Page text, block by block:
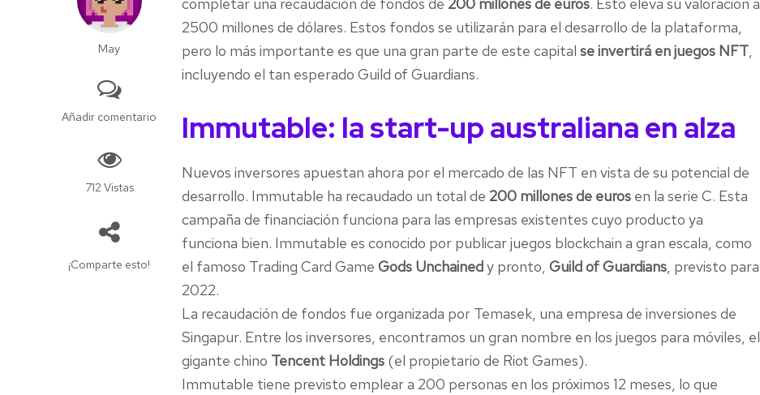
May
Añadir comentario
712 Vistas
¡Comparte esto!
2500 millones de dólares. Estos fondos se utilizarán para el desarrollo de la plataforma,
pero lo más importante es que una gran parte de este capitalse invertirá en juegos NFT,
incluyendo el tan esperado Guild of Guardians.
Immutable: la start-up australiana en alza
Nuevos inversores apuestan ahora por el mercado de las NFT en vista de su potencial de
desarrollo. Immutable ha recaudado un total de 200 millones de euros en la serie C. Esta
campaña de financiación funciona para las empresas existentes cuyo producto ya
funciona bien. Immutable es conocido por publicar juegos blockchain a gran escala, como
el famoso Trading Card GameGods Unchainedy pronto,Guild of Guardians, previsto para
2022.
La recaudación de fondos fue organizada por Temasek, una empresa de inversiones de
Singapur. Entre los inversores, encontramos un gran nombre en los juegos para móviles, el
gigante chino Tencent Holdings (el propietario de Riot Games).
Immutable tiene previsto emplear a 200 personas en los próximos 12 meses, lo que